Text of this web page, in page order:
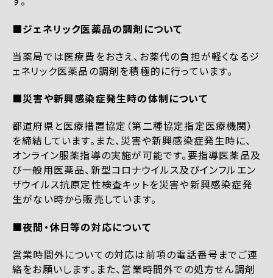
■ジェネリック医薬品の調剤について
当薬局では医療費をおさえ、お薬代の負担が軽くなるジ
ェネリック医薬品の調剤を積極的に行っています。
■災害や新興感染症発生時の体制について
都道府県と医療措置協定（第二種協定指定医療機関）
を締結しています。また、災害や新興感染症発生時に、
オンライン服薬指導の実施が可能です。要指導医薬品及
び一般用医薬品、新型コロナウイルス及びインフルエン
ザウイルス抗原定性検査キットを災害や新興感染症発
生がない時から販売しています。
■夜間・休日等の対応について
営業時間外についての対応は前項の電話番号までご連
絡をお願いします。また、営業時間外での処方せん調剤